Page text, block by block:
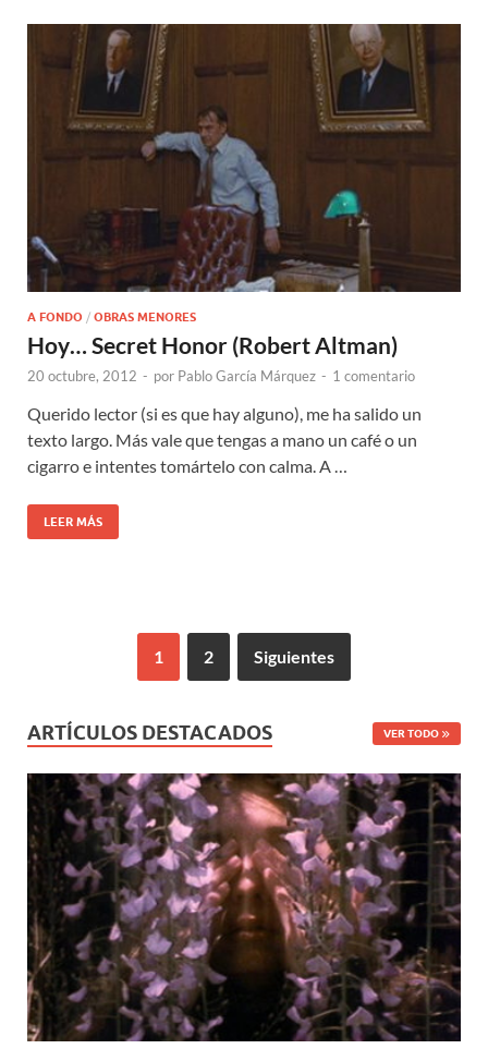
A FONDO / OBRAS MENORES
Hoy… Secret Honor (Robert Altman)
20 octubre, 2012 - por Pablo García Márquez - 1 comentario
Querido lector (si es que hay alguno), me ha salido un
texto largo. Más vale que tengas a mano un café o un
cigarro e intentes tomártelo con calma. A …
LEER MÁS
1 2 Siguientes
ARTÍCULOS DESTACADOS VER TODO